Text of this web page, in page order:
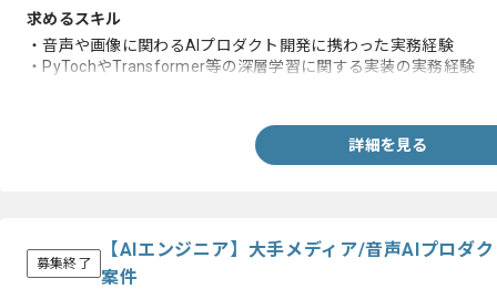
求めるスキル
・音声や画像に関わるAIプロダクト開発に携わった実務経験
・PyTochやTransformer等の深層学習に関する実装の実務経験
詳細を見る
募集終了
【AIエンジニア】大手メディア/音声AIプロダ
案件